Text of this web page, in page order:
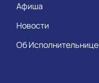
Афиша
Новости
Об Исполнительнице